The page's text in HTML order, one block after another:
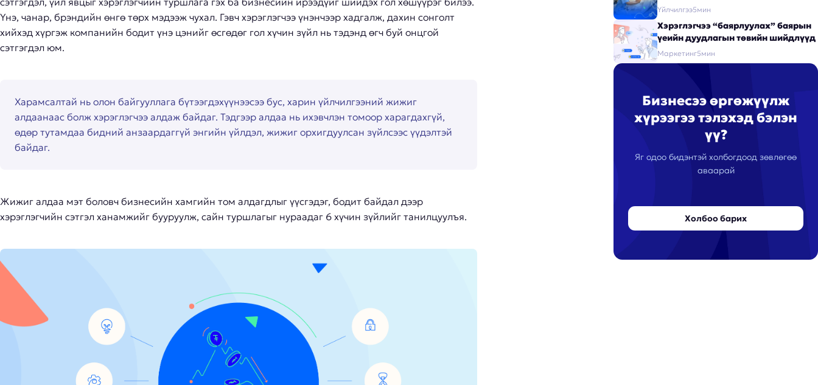
Үнэ, чанар, брэндийн өнгө төрх мэдээж чухал. Гэвч хэрэглэгчээ үнэнчээр хадгалж, дахин сонголт
хийхэд хүргэж компанийн бодит үнэ цэнийг өсгөдөг гол хүчин зүйл нь тэдэнд өгч буй онцгой
сэтгэгдэл юм.
Харамсалтай нь олон байгууллага бүтээгдэхүүнээсээ бус, харин үйлчилгээний жижиг
алдаанаас болж хэрэглэгчээ алдаж байдаг. Тэдгээр алдаа нь ихэвчлэн томоор харагдахгүй,
өдөр тутамдаа бидний анзаардаггүй энгийн үйлдэл, жижиг орхигдуулсан зүйлсээс үүдэлтэй
байдаг.
Жижиг алдаа мэт боловч бизнесийн хамгийн том алдагдлыг үүсгэдэг, бодит байдал дээр
хэрэглэгчийн сэтгэл ханамжийг бууруулж, сайн туршлагыг нураадаг 6 хүчин зүйлийг танилцуулъя.
Үйлчилгээ5мин
Хэрэглэгчээ “баярлуулах” баярын
үеийн дуудлагын төвийн шийдлүүд
Маркетинг5мин
Бизнесээ өргөжүүлж
хүрээгээ тэлэхэд бэлэн
үү?
Яг одоо бидэнтэй холбогдоод зөвлөгөө
аваарай
Холбоо барих